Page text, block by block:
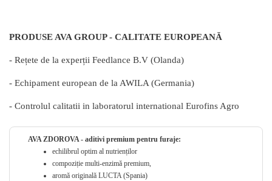
PRODUSE AVA GROUP - CALITATE EUROPEANĂ
- Rețete de la experții Feedlance B.V (Olanda)
- Echipament european de la AWILA (Germania)
- Controlul calitatii in laboratorul international Eurofins Agro
AVA ZDOROVA - aditivi premium pentru furaje:
echilibrul optim al nutrienților
compoziție multi-enzimă premium,
aromă originală LUCTA (Spania)